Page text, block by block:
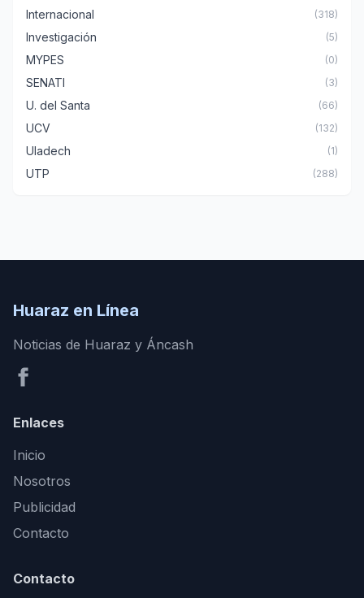
Internacional (318)
Investigación (5)
MYPES (0)
SENATI (3)
U. del Santa (66)
UCV (132)
Uladech (1)
UTP (288)
Huaraz en Línea
Noticias de Huaraz y Áncash
Enlaces
Inicio
Nosotros
Publicidad
Contacto
Contacto